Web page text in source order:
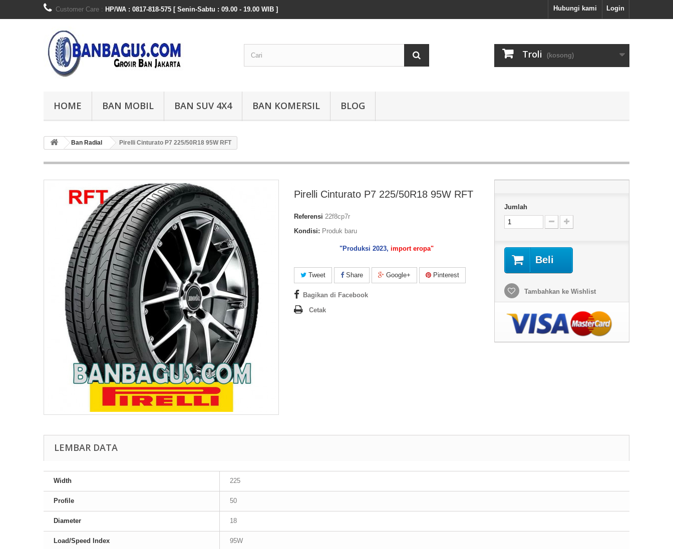
Login
Hubungi kami
Customer Care : HP/WA : 0817-818-575 [ Senin-Sabtu : 09.00 - 19.00 WIB ]
Troli (kosong)
HOME BAN MOBIL BAN SUV 4X4 BAN KOMERSIL BLOG
Ban Radial Pirelli Cinturato P7 225/50R18 95W RFT
Pirelli Cinturato P7 225/50R18 95W RFT
Referensi 22f8cp7r
Kondisi: Produk baru
"Produksi 2023, import eropa"
Tweet Share Google+ Pinterest
Bagikan di Facebook
Cetak
Jumlah
Beli
Tambahkan ke Wishlist
LEMBAR DATA
Width 225
Profile 50
Diameter 18
Load/Speed Index 95W